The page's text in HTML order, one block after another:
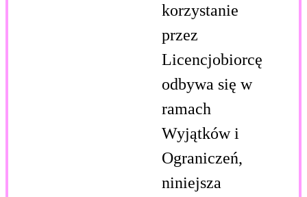
korzystanie
przez
Licencjobiorcę
odbywa się w
ramach
Wyjątków i
Ograniczeń,
niniejsza